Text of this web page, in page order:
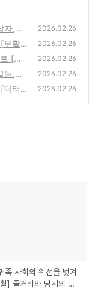
자,
2026.02.26
부활]
2026.02.26
[고
2026.02.26
등,
2026.02.26
닥터
2026.02.26
족 사회의 위선을 벗겨
] 줄거리와 당시의 역